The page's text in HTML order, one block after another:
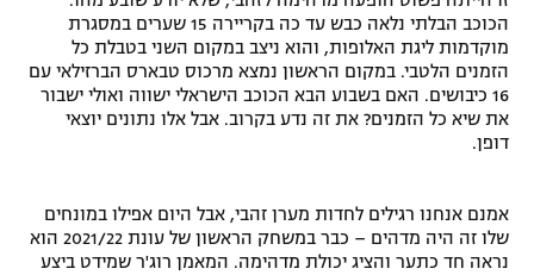
תקנון פעילות ספורט 1
רשיון להקרנה פומבית לבית עסק
לוח דרושים – ג'ובנט
גיימינג E-Sports
הכוכב הבלתי נלאה כבש עד כה בקריירה 15 שערים במסגרת
מוקדמות ליגת האלופות, והוא ניצב במקום השני בטבלת כל
הזמנים הלטבי. במקום הראשון נמצא מרכוס טבארס הברזילאי עם
16 כיבושים. האם בשבוע הבא הכוכב הישראלי ישווה ואולי ישבור
את שיא כל הזמנים? את זה נדע בקרוב. אבל אלו נתונים יוצאי
דופן.
אמנם אנחנו רגילים לחדות מערן זהבי, אבל היום אפילו במונחים
שלו זה היה מדהים – כבר במשחק הראשון של עונת 2021/22 הוא
נראה חד כתער והציג יכולת מדהימה. המאמן רוג'ר שמידט ביצע